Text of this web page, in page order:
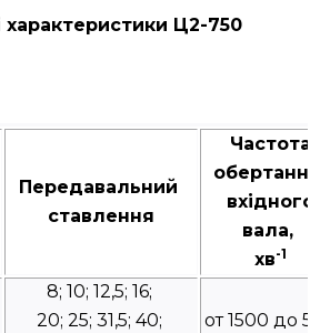
характеристики Ц2-750
Передавальний
ставлення
Частота
обертання
вхідного
вала,
хв-1
8; 10; 12,5; 16;
20; 25; 31,5; 40;
от 1500 до